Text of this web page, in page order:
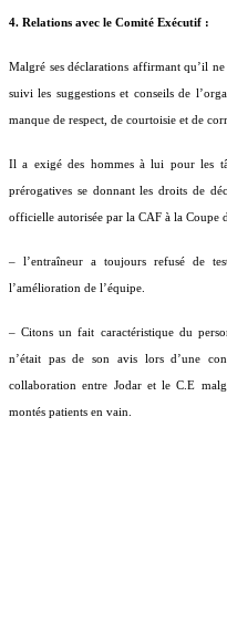
4. Relations avec le Comité Exécutif :
Malgré ses déclarations affirmant qu’il
suivi les suggestions et conseils de
manque de respect, de courtoisie et de
Il a exigé des hommes à lui pour les
prérogatives se donnant les droits de
officielle autorisée par la CAF à la Coupe
– l’entraîneur a toujours refusé de
l’amélioration de l’équipe.
– Citons un fait caractéristique du
n’était pas de son avis lors d’une
collaboration entre Jodar et le C.E
montés patients en vain.